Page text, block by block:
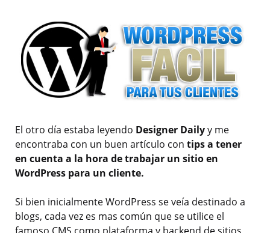
El otro día estaba leyendo Designer Dailyy me
encontraba con un buen artículo con tips a tener
en cuenta a la hora de trabajar un sitio en
WordPress para un cliente.
Si bien inicialmente WordPress se veía destinado a
blogs, cada vez es mas común que se utilice el